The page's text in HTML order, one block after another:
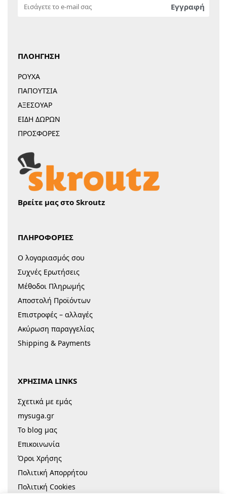
ΠΛΟΗΓΗΣΗ
ΡΟΥΧΑ
ΠΑΠΟΥΤΣΙΑ
ΑΞΕΣΟΥΑΡ
ΕΙΔΗ ΔΩΡΩΝ
ΠΡΟΣΦΟΡΕΣ
Βρείτε μας στο Skroutz
ΠΛΗΡΟΦΟΡΙΕΣ
Ο λογαριασμός σου
Συχνές Ερωτήσεις
Μέθοδοι Πληρωμής
Αποστολή Προϊόντων
Επιστροφές – αλλαγές
Ακύρωση παραγγελίας
Shipping & Payments
ΧΡΗΣΙΜΑ LINKS
Σχετικά με εμάς
mysuga.gr
Το blog μας
Επικοινωνία
Όροι Χρήσης
Πολιτική Απορρήτου
Πολιτική Cookies